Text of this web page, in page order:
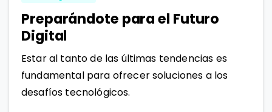
Preparándote para el Futuro
Digital
Estar al tanto de las últimas tendencias es
fundamental para ofrecer soluciones a los
desafíos tecnológicos.